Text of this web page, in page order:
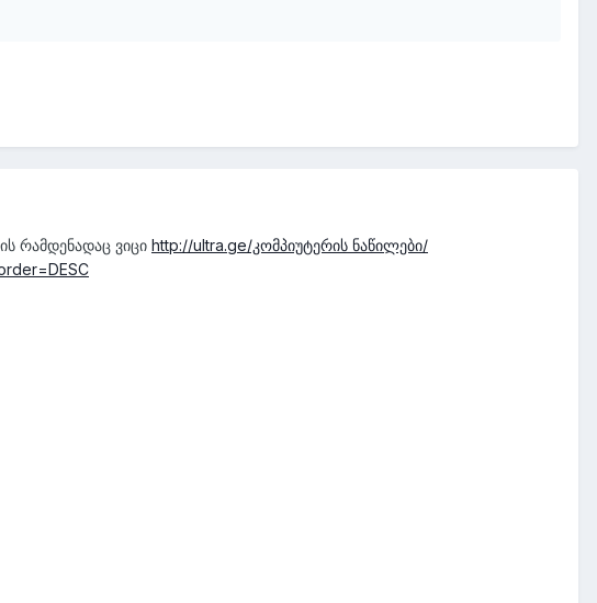
რამდენადაც ვიცი http://ultra.ge/კომპიუტერის ნაწილები/